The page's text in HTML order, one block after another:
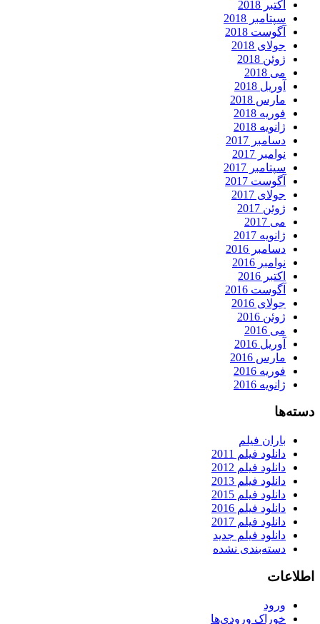
اکتبر 2018
سپتامبر 2018
آگوست 2018
جولای 2018
ژوئن 2018
می 2018
آوریل 2018
مارس 2018
فوریه 2018
ژانویه 2018
دسامبر 2017
نوامبر 2017
سپتامبر 2017
آگوست 2017
جولای 2017
ژوئن 2017
می 2017
ژانویه 2017
دسامبر 2016
نوامبر 2016
اکتبر 2016
آگوست 2016
جولای 2016
ژوئن 2016
می 2016
آوریل 2016
مارس 2016
فوریه 2016
ژانویه 2016
دسته‌ها
باران فیلم
دانلود فیلم 2011
دانلود فیلم 2012
دانلود فیلم 2013
دانلود فیلم 2015
دانلود فیلم 2016
دانلود فیلم 2017
دانلود فیلم جدید
دسته‌بندی نشده
اطلاعات
ورود
خوراک ورودی‌ها